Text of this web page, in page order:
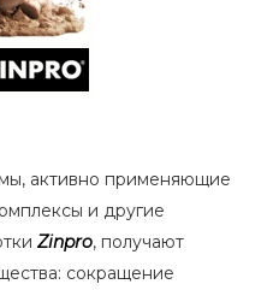
активно применяющие
и другие
Zinpro, получают
сокращение